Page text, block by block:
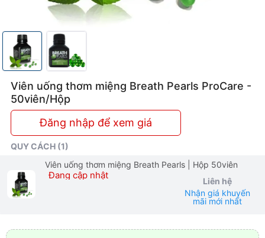
Viên uống thơm miệng Breath Pearls ProCare -
50viên/Hộp
Đăng nhập để xem giá
QUY CÁCH (1)
Viên uống thơm miệng Breath Pearls
| Hộp 50viên
Đang cập nhật
Liên hệ
Nhận giá khuyến
mãi mới nhất